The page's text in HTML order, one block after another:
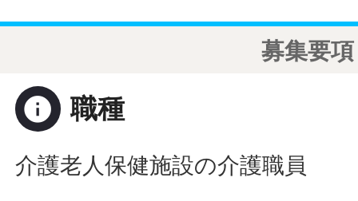
募集要項
info 職種
介護老人保健施設の介護職員